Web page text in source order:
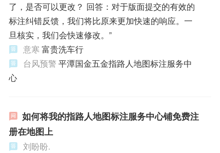
了，是否可以更改？ 回答：对于版面提交的有效的
标注纠错反馈，我们将比原来更加快速的响应。一
旦核实，我们会快速修改。”
意寒 富贵洗车行
台风预警 平潭国金五金指路人地图标注服务中
心
如何将我的指路人地图标注服务中心铺免费注
册在地图上
刘盼盼.